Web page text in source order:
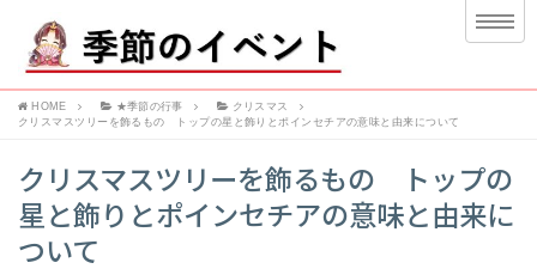
HOME ★季節の行事
クリスマス
クリスマスツリーを飾るもの トップの星と飾りとポインセチアの意味と由来について
クリスマスツリーを飾るもの トップの
星と飾りとポインセチアの意味と由来に
ついて